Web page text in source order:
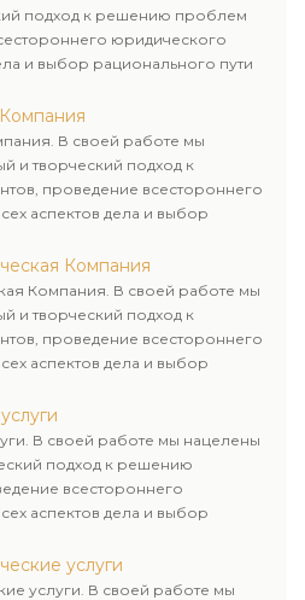
подход к решению проблем
юридического
и выбор рационального пути
В своей работе мы
и творческий подход к
проведение всестороннего
аспектов дела и выбор
Компания
Компания. В своей работе мы
и творческий подход к
проведение всестороннего
аспектов дела и выбор
В своей работе мы нацелены
подход к решению
всестороннего
аспектов дела и выбор
услуги
услуги. В своей работе мы